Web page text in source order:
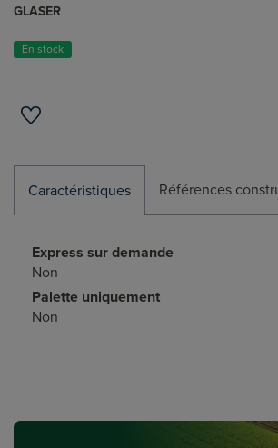
GLASER
En stock
Caractéristiques Références
Express sur demande
Non
Palette uniquement
Non